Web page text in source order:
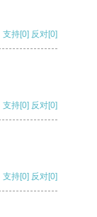
支持[0] 反对[0]
支持[0] 反对[0]
支持[0] 反对[0]